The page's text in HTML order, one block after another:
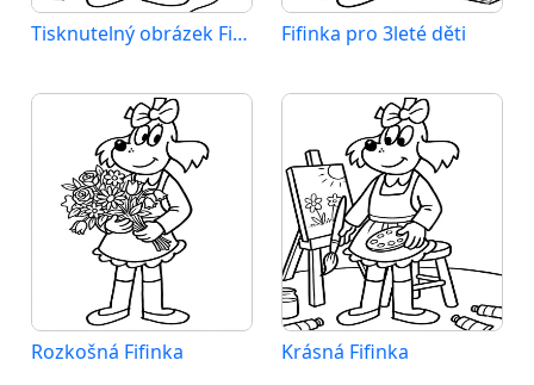
Tisknutelný obrázek Fifinky Fifinka pro 3leté děti
Rozkošná Fifinka Krásná Fifinka